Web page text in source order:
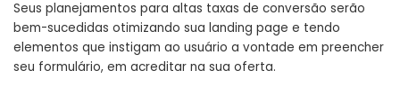
Seus planejamentos para altas taxas de conversão serão
bem-sucedidas otimizando sua landing page e tendo
elementos que instigam ao usuário a vontade em preencher
seu formulário, em acreditar na sua oferta.